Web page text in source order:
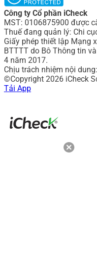
Công ty Cổ phần iCheck
MST: 0106875900 được
Thuế đang quản lý: Chi
Giấy phép thiết lập Mạng
BTTTT do Bô Thông tin
4 năm 2017.
Chịu trách nhiệm nội
©Copyright 2026 iCheck
Tải App